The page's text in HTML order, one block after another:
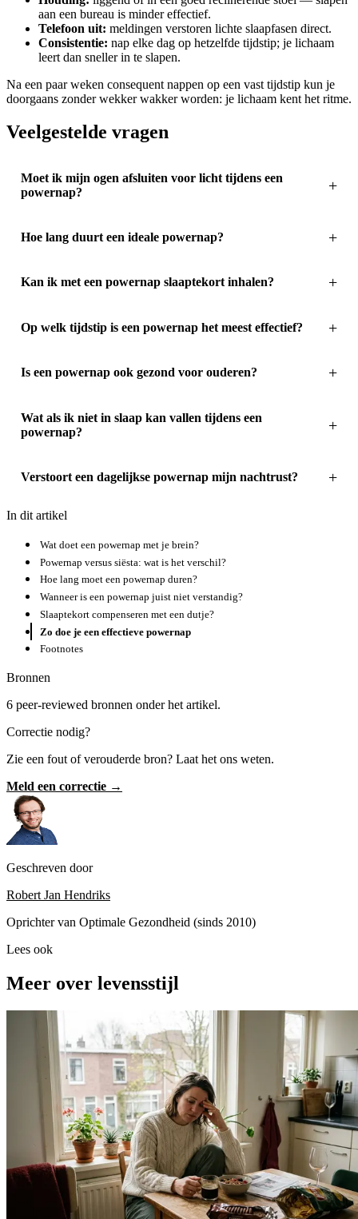
aan een bureau is minder effectief.
Telefoon uit: meldingen verstoren lichte slaapfasen direct.
Consistentie: nap elke dag op hetzelfde tijdstip; je lichaam
leert dan sneller in te slapen.
Na een paar weken consequent nappen op een vast tijdstip kun je
doorgaans zonder wekker wakker worden: je lichaam kent het ritme.
Veelgestelde vragen
Moet ik mijn ogen afsluiten voor licht tijdens een
powernap?
Hoe lang duurt een ideale powernap?
Kan ik met een powernap slaaptekort inhalen?
Op welk tijdstip is een powernap het meest effectief?
Is een powernap ook gezond voor ouderen?
Wat als ik niet in slaap kan vallen tijdens een
powernap?
Verstoort een dagelijkse powernap mijn nachtrust?
In dit artikel
Wat doet een powernap met je brein?
Powernap versus siësta: wat is het verschil?
Hoe lang moet een powernap duren?
Wanneer is een powernap juist niet verstandig?
Slaaptekort compenseren met een dutje?
Zo doe je een effectieve powernap
Footnotes
Bronnen
6 peer-reviewed bronnen onder het artikel.
Correctie nodig?
Zie een fout of verouderde bron? Laat het ons weten.
Meld een correctie →
Geschreven door
Robert Jan Hendriks
Oprichter van Optimale Gezondheid (sinds 2010)
Lees ook
Meer over levensstijl